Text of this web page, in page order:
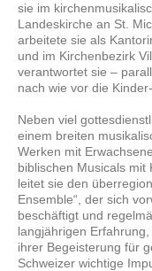
sie im
Landeskirche an St.
arbeitete sie als
und im Kirchenbezirk
verantwortet sie –
nach wie vor die
Neben viel
einem breiten
Werken mit
biblischen Musicals mit
leitet sie den
Ensemble“, der sich
beschäftigt und
langjährigen
ihrer Begeisterung für
Schweizer wichtige